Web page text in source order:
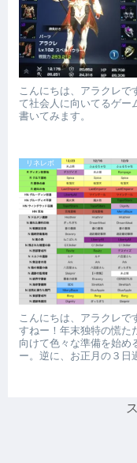
こんにちは、アラクレで
て社会人に向いてるゲー
書いてみます。
リネレボ
こんにちは、アラクレ
すねー！年末独特の慌た
向けて色々な準備を始め
ー。逆に、お正月の３日